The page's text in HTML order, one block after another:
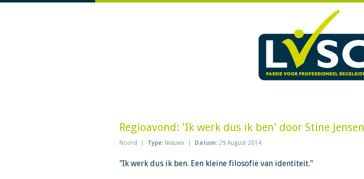
Regioavond: 'Ik werk dus ik ben' door Stine Jensen
Noord Type: Nieuws Datum: 29 August 2014
"Ik werk dus ik ben. Een kleine filosofie van identiteit."